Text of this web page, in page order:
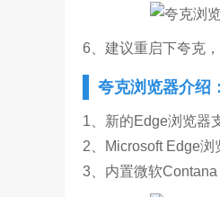
6、建议重启下夸克
夸克浏览器介绍：
1、新的Edge浏览器
2、Microsoft Edge浏
3、内置微软Contana